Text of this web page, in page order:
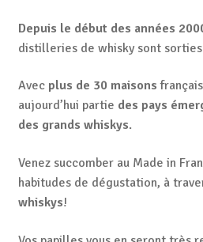
Depuis le début des années
distilleries de whisky sont
Avecplus de 30 maisons
aujourd’hui partie des pays
des grands whiskys.
Venez succomber au Made in
habitudes de dégustation, à
whiskys!